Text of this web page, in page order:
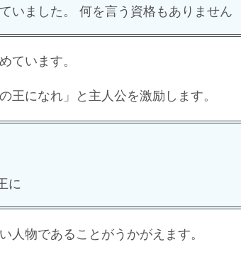
いました。 何を言う資格もありません
ています。
王になれ」と主人公を激励します。
に
人物であることがうかがえます。